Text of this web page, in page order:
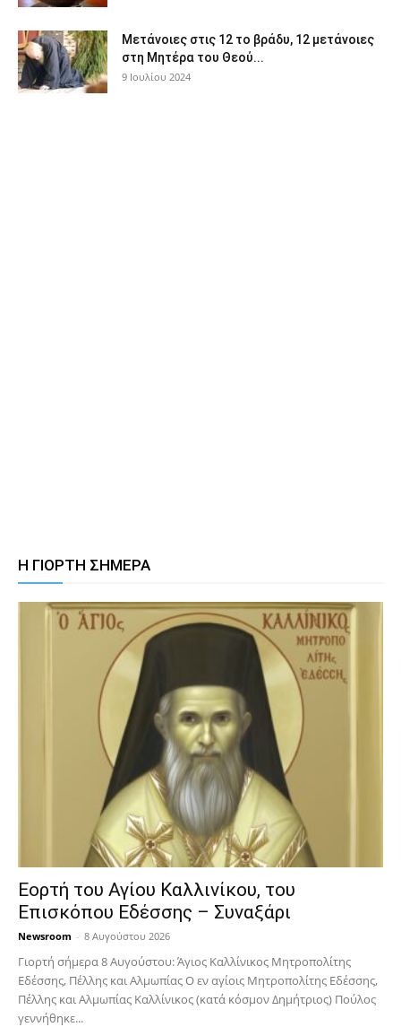
Μετάνοιες στις 12 το βράδυ, 12 μετάνοιες
στη Μητέρα του Θεού...
9 Ιουλίου 2024
Η ΓΙΟΡΤΗ ΣΗΜΕΡΑ
Εορτή του Αγίου Καλλινίκου, του
Επισκόπου Εδέσσης – Συναξάρι
Newsroom - 8 Αυγούστου 2026
Γιορτή σήμερα 8 Αυγούστου: Άγιος Καλλίνικος Μητροπολίτης
Εδέσσης, Πέλλης και Αλμωπίας Ο εν αγίοις Μητροπολίτης Εδέσσης,
Πέλλης και Αλμωπίας Καλλίνικος (κατά κόσμον Δημήτριος) Πούλος
γεννήθηκε...